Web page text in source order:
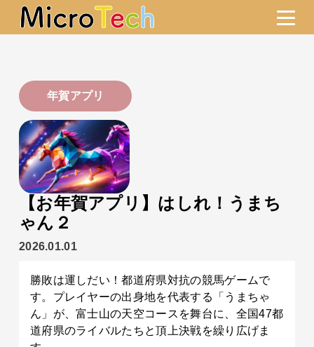
年賀アプリ
【お年賀アプリ】はしれ！うまち
ゃん２
2026.01.01
勝敗は運しだい！都道府県対抗の競馬ゲームで
す。プレイヤーの出身地を代表する「うまちゃ
ん」が、富士山の天空コースを舞台に、全国47都
道府県のライバルたちと頂上決戦を繰り広げま